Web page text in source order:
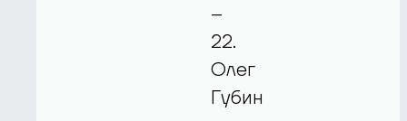
–
22.
Олег
Губин